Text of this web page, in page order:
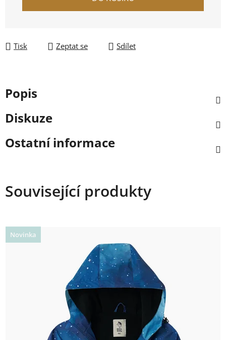
Tisk Zeptat se Sdílet
Popis
Diskuze
Ostatní informace
Související produkty
Novinka